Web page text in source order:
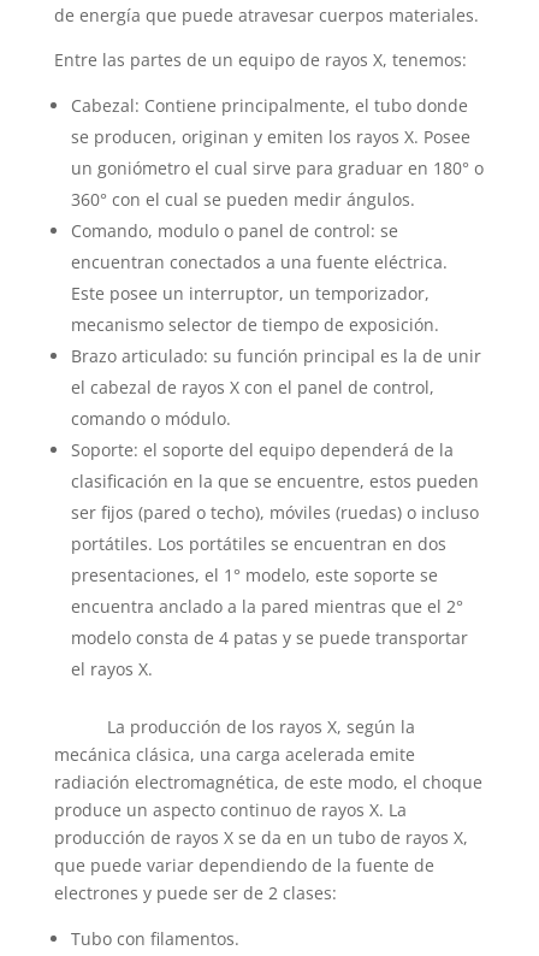
de energía que puede atravesar cuerpos materiales.
Entre las partes de un equipo de rayos X, tenemos:
Cabezal: Contiene principalmente, el tubo donde
se producen, originan y emiten los rayos X. Posee
un goniómetro el cual sirve para graduar en 180° o
360° con el cual se pueden medir ángulos.
Comando, modulo o panel de control: se
encuentran conectados a una fuente eléctrica.
Este posee un interruptor, un temporizador,
mecanismo selector de tiempo de exposición.
Brazo articulado: su función principal es la de unir
el cabezal de rayos X con el panel de control,
comando o módulo.
Soporte: el soporte del equipo dependerá de la
clasificación en la que se encuentre, estos pueden
ser fijos (pared o techo), móviles (ruedas) o incluso
portátiles. Los portátiles se encuentran en dos
presentaciones, el 1° modelo, este soporte se
encuentra anclado a la pared mientras que el 2°
modelo consta de 4 patas y se puede transportar
el rayos X.
La producción de los rayos X, según la
mecánica clásica, una carga acelerada emite
radiación electromagnética, de este modo, el choque
produce un aspecto continuo de rayos X. La
producción de rayos X se da en un tubo de rayos X,
que puede variar dependiendo de la fuente de
electrones y puede ser de 2 clases:
Tubo con filamentos.